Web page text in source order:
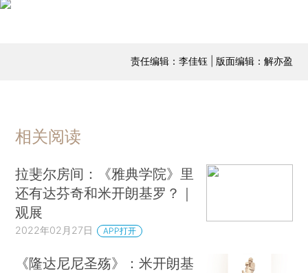
责任编辑：李佳钰 | 版面编辑：解亦盈
相关阅读
拉斐尔房间：《雅典学院》里
还有达芬奇和米开朗基罗？｜
观展
2022年02月27日 APP打开
《隆达尼尼圣殇》：米开朗基